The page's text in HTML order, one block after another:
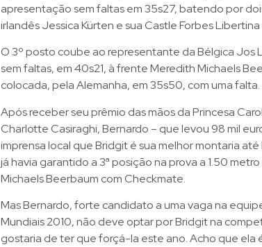
apresentação sem faltas em 35s27, batendo por
irlandês Jessica Kürten e sua Castle Forbes
O 3º posto coube ao representante da Bélgica Jos
sem faltas, em 40s21, à frente Meredith Michaels
colocada, pela Alemanha, em 35s50, com uma falta.
Após receber seu prêmio das mãos da Princesa
Charlotte Casiraghi, Bernardo – que levou 98 mil
imprensa local que Bridgit é sua melhor montaria
já havia garantido a 3ª posição na prova a 1.50
Michaels Beerbaum com Checkmate.
Mas Bernardo, forte candidato a uma vaga na
Mundiais 2010, não deve optar por Bridgit na
gostaria de ter que forçá-la este ano. Acho que ela